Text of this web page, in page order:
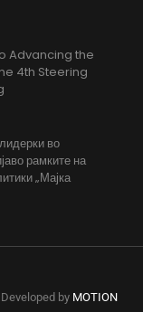
Advancing the
4th Steering
во
рамките на
„Мајка
by MOTION